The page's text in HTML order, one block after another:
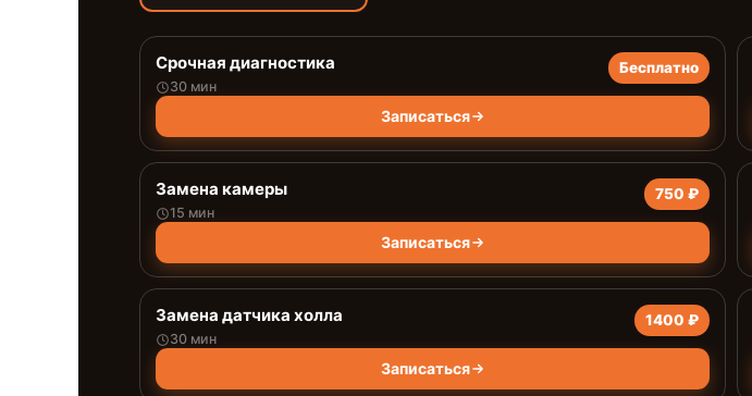
Срочная диагностика
30 мин
Бесплатно
Записаться
Замена камеры
15 мин
750 ₽
Записаться
Замена датчика холла
30 мин
1400 ₽
Записаться